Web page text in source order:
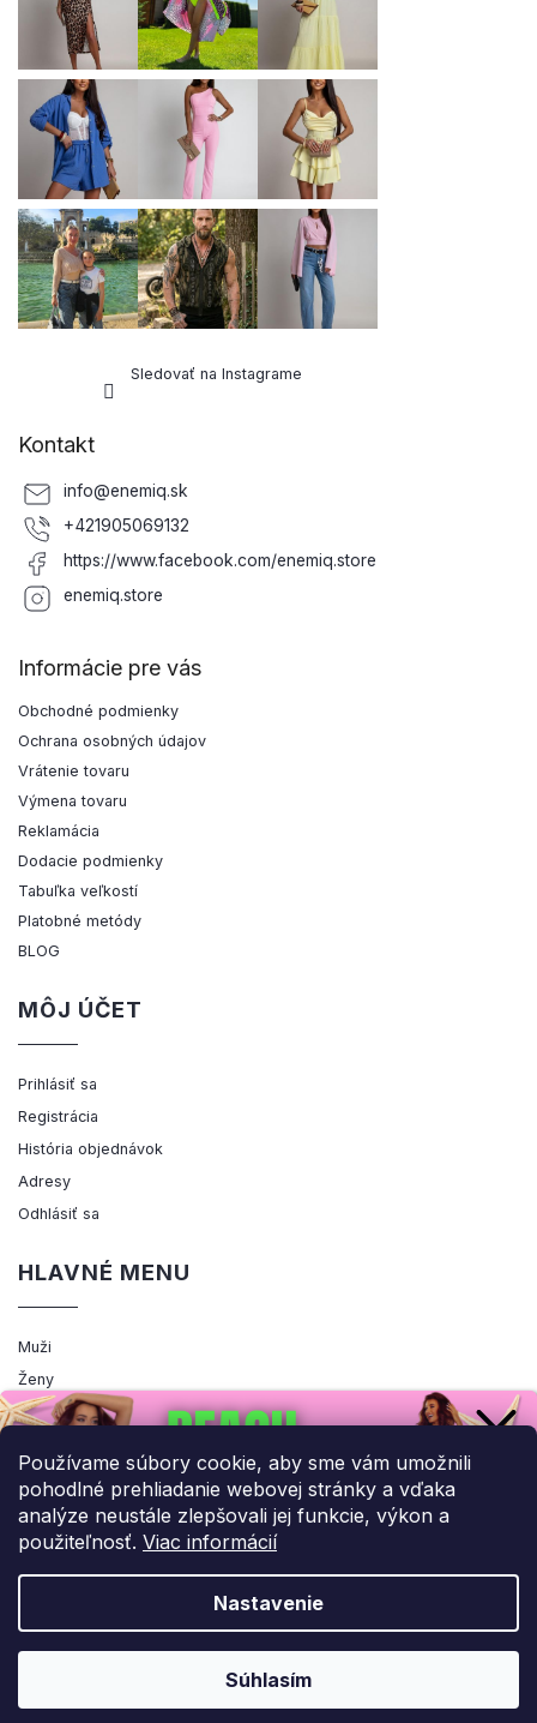
Používame súbory cookie, aby sme vám umožnili
pohodlné prehliadanie webovej stránky a vďaka
analýze neustále zlepšovali jej funkcie, výkon a
použiteľnosť. Viac informácií
Nastavenie
Súhlasím
Sledovať na Instagrame
Kontakt
info@enemiq.sk
+421905069132
https://www.facebook.com/enemiq.store
enemiq.store
Informácie pre vás
Obchodné podmienky
Ochrana osobných údajov
Vrátenie tovaru
Výmena tovaru
Reklamácia
Dodacie podmienky
Tabuľka veľkostí
Platobné metódy
BLOG
MÔJ ÚČET
Prihlásiť sa
Registrácia
História objednávok
Adresy
Odhlásiť sa
HLAVNÉ MENU
Muži
Ženy
Výpredaj
Vytvoril Shoptet
UPLATNIŤ ZĽAVU!